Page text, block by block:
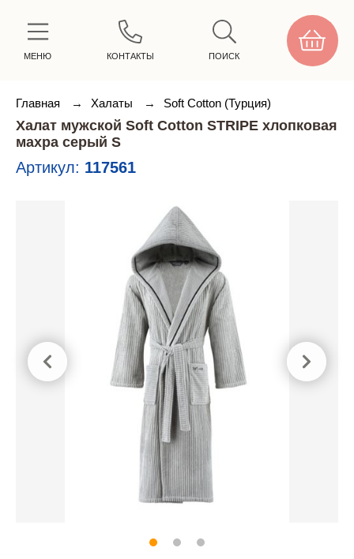
МЕНЮ КОНТАКТЫ ПОИСК
Главная → Халаты → Soft Cotton (Турция)
Халат мужской Soft Cotton STRIPE хлопковая
махра серый S
Артикул: 117561